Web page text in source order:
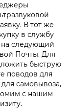
В тот же
в службу
на следующий
Почты. Для
быструю
поводов для
самовывоза,
с нашим